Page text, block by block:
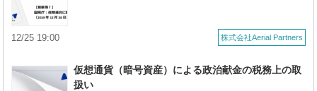
株式会社Aerial Partners
12/25 19:00
仮想通貨（暗号資産）による政治献金の税務上の取
扱い